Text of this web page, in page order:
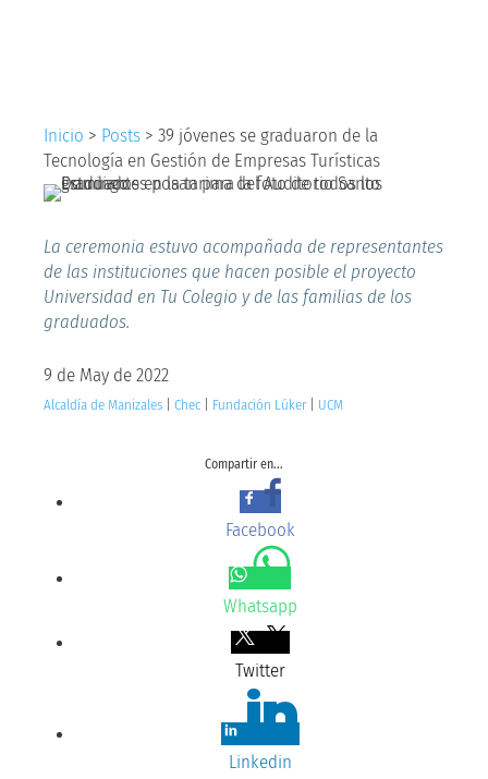
Inicio > Posts > 39 jóvenes se graduaron de la
Tecnología en Gestión de Empresas Turísticas
La ceremonia estuvo acompañada de representantes
de las instituciones que hacen posible el proyecto
Universidad en Tu Colegio y de las familias de los
graduados.
9 de May de 2022
Alcaldía de Manizales Chec Fundación Lúker| UCM
Compartir en...
Facebook
Whatsapp
Twitter
Linkedin